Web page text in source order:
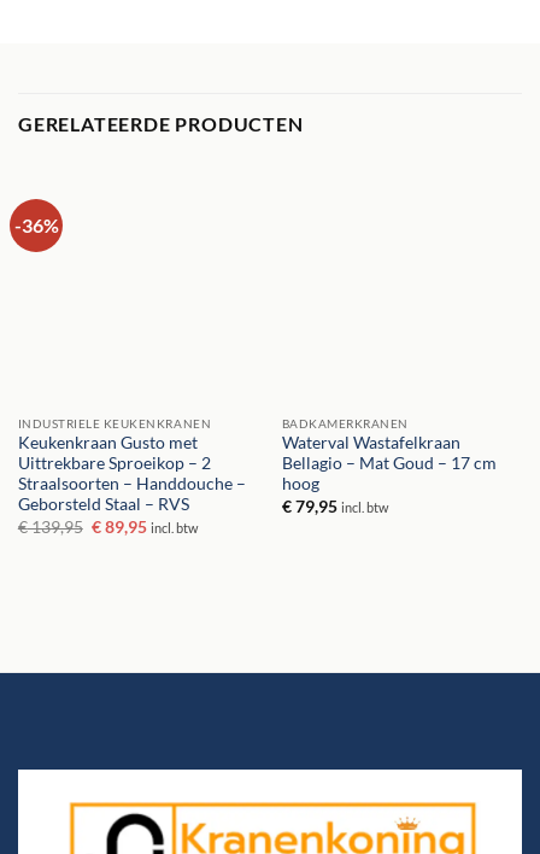
GERELATEERDE PRODUCTEN
-36%
INDUSTRIELE KEUKENKRANEN
Keukenkraan Gusto met
Uittrekbare Sproeikop – 2
Straalsoorten – Handdouche –
Geborsteld Staal – RVS
€139,95 Oorspronkelijke
€89,95Huidige
incl. btw
BADKAMERKRANEN
Waterval Wastafelkraan
Bellagio – Mat Goud – 17 cm
hoog
€79,95 incl. btw